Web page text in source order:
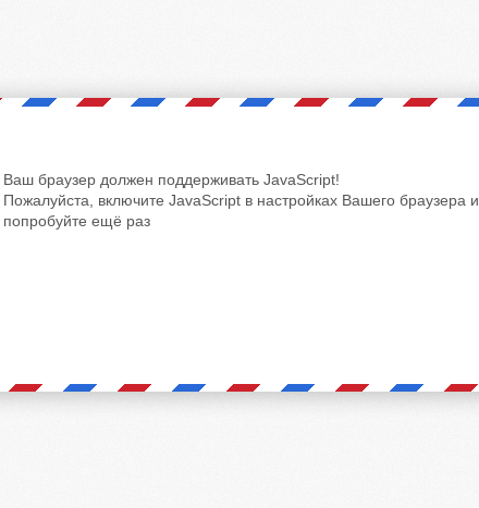
Ваш браузер должен поддерживать JavaScript!
Пожалуйста, включите JavaScript в настройках Вашего браузера и
попробуйте ещё раз